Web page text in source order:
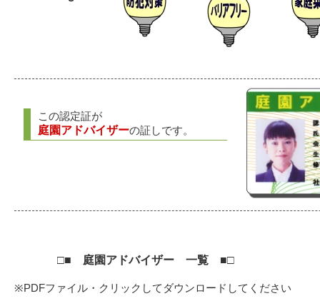
この認定証が
庭園アドバイザーの証しです。
□■ 庭園アドバイザー 一覧 ■□
※PDFファイル・クリックしてダウンロードしてください